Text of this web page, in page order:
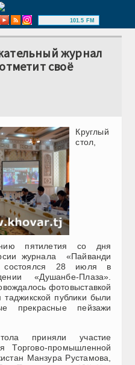
101.5 FM
журнал
своё
Круглый
стол,
пятилетия со дня
журнала «Пайванди
состоялся 28 июля в
«Душанбе-Плаза».
фотовыставкой
публики были
прекрасные пейзажи
приняли участие
Торгово-промышленной
Манзура Рустамова,